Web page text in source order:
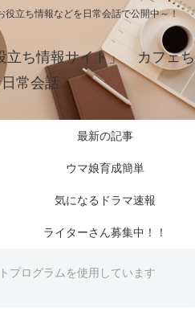
立ち情報などを日常会話で公開中～！
立ち情報サイト」 カフェち
常会話
最新の記事
ウマ娘育成簡単
気になるドラマ速報
ライターさん募集中！！
プログラムを使用しています